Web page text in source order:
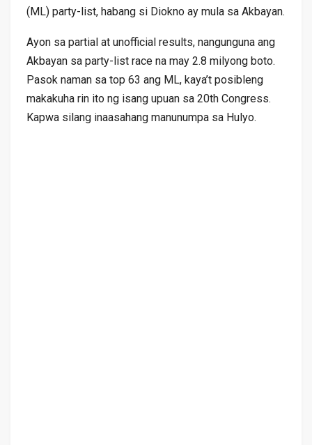
(ML) party-list, habang si Diokno ay mula sa Akbayan.
Ayon sa partial at unofficial results, nangunguna ang
Akbayan sa party-list race na may 2.8 milyong boto.
Pasok naman sa top 63 ang ML, kaya’t posibleng
makakuha rin ito ng isang upuan sa 20th Congress.
Kapwa silang inaasahang manunumpa sa Hulyo.